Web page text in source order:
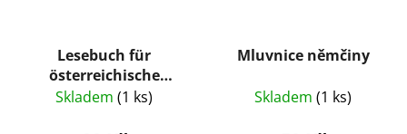
Lesebuch für
österreichische
allgemeine
Skladem (1 ks)
Mluvnice němčiny
Skladem (1 ks)